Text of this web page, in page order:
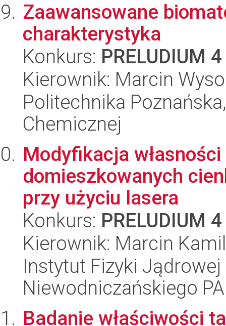
Zaawansowane
charakterystyka
Konkurs: PRELUDIUM 4
Kierownik: Marcin
Politechnika
Chemicznej
Modyfikacja
domieszkowanych
przy użyciu lasera
Konkurs: PRELUDIUM 4
Kierownik: Marcin
Instytut Fizyki
Niewodniczańskiego
Badanie właściwości